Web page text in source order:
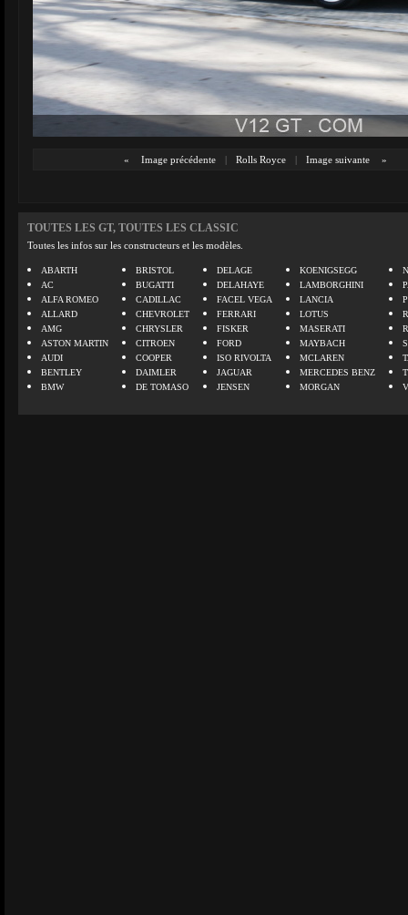
« Image précédente | Rolls Royce | Image suivante »
TOUTES LES GT, TOUTES LES CLASSIC
Toutes les infos sur les constructeurs et les modèles.
ABARTH
AC
ALFA ROMEO
ALLARD
AMG
ASTON MARTIN
AUDI
BENTLEY
BMW
BRISTOL
BUGATTI
CADILLAC
CHEVROLET
CHRYSLER
CITROEN
COOPER
DAIMLER
DE TOMASO
DELAGE
DELAHAYE
FACEL VEGA
FERRARI
FISKER
FORD
ISO RIVOLTA
JAGUAR
JENSEN
KOENIGSEGG
LAMBORGHINI
LANCIA
LOTUS
MASERATI
MAYBACH
MCLAREN
MERCEDES BENZ
MORGAN